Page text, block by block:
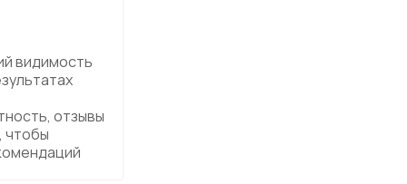
видимость
отзывы
чтобы